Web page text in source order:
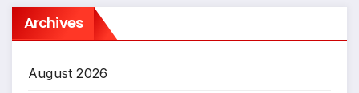
Archives
August 2026